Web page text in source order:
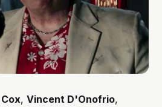
,Vincent D'Onofrio,